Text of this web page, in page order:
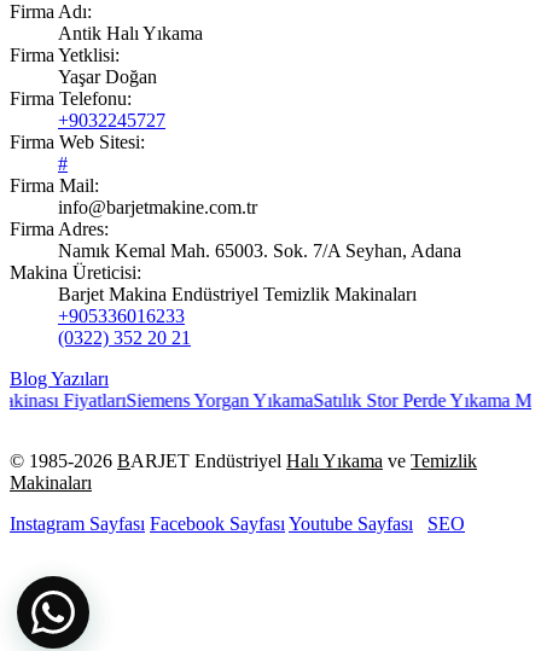
Firma Adı:
Antik Halı Yıkama
Firma Yetklisi:
Yaşar Doğan
Firma Telefonu:
+9032245727
Firma Web Sitesi:
#
Firma Mail:
info@barjetmakine.com.tr
Firma Adres:
Namık Kemal Mah. 65003. Sok. 7/A Seyhan, Adana
Makina Üreticisi:
Barjet Makina Endüstriyel Temizlik Makinaları
+905336016233
(0322) 352 20 21
Blog Yazıları
Siemens Yorgan YıkamaSatılık Stor Perde Yıkama Makinesi
© 1985-2026 BARJET Endüstriyel Halı Yıkama ve Temizlik
Makinaları
Instagram Sayfası Facebook SayfasıYoutube Sayfası SEO